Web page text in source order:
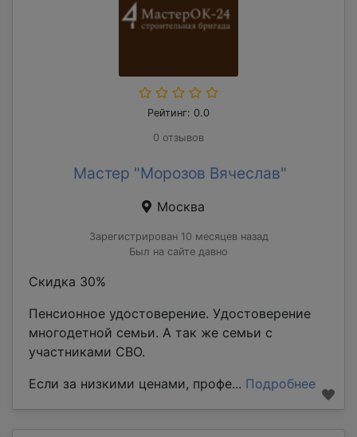
Рейтинг: 0.0
0 отзывов
Мастер "Морозов Вячеслав"
Москва
Зарегистрирован 10 месяцев назад
Был на сайте давно
Скидка 30%
Пенсионное удостоверение. Удостоверение
многодетной семьи. А так же семьи с
участниками СВО.
Если за низкими ценами, профе... Подробнее